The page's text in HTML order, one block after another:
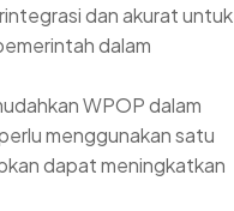
dan akurat untuk
dalam
WPOP dalam
menggunakan satu
dapat meningkatkan